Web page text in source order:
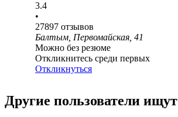
3.4
•
27897 отзывов
Балтым, Первомайская, 41
Можно без резюме
Откликнитесь среди первых
Откликнуться
Другие пользователи ищут